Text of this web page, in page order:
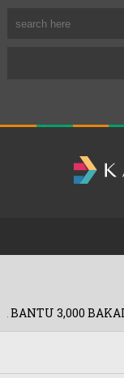
JEMAAH HAJI/